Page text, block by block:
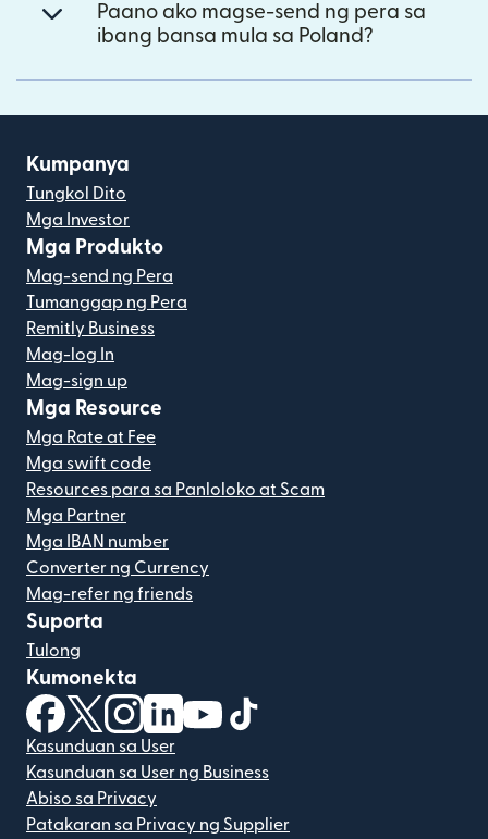
Paano ako magse-send ng pera sa
ibang bansa mula sa Poland?
Kumpanya
Tungkol Dito
Mga Investor
Mga Produkto
Mag-send ng Pera
Tumanggap ng Pera
Remitly Business
Mag-log In
Mag-sign up
Mga Resource
Mga Rate at Fee
Mga swift code
Resources para sa Panloloko at Scam
Mga Partner
Mga IBAN number
Converter ng Currency
Mag-refer ng friends
Suporta
Tulong
Kumonekta
(bubukas sa bagong window)
(bubukas sa bagong window)
(bubukas sa bagong window)
(bubukas sa bagong window)
(bubukas sa bagong window)
Kasunduan sa User
Kasunduan sa User ng Business
Abiso sa Privacy
Patakaran sa Privacy ng Supplier